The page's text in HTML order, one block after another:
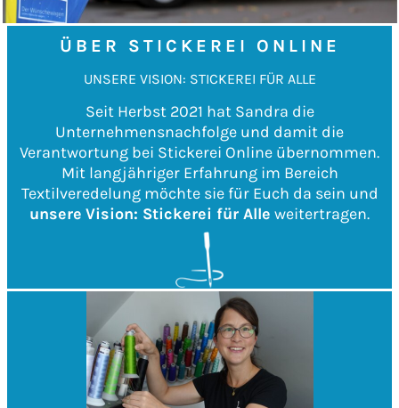
ÜBER STICKEREI ONLINE
UNSERE VISION: STICKEREI FÜR ALLE
Seit Herbst 2021 hat Sandra die
Unternehmensnachfolge und damit die
Verantwortung bei Stickerei Online übernommen.
Mit langjähriger Erfahrung im Bereich
Textilveredelung möchte sie für Euch da sein und
unsere Vision: Stickerei für Alle weitertragen.